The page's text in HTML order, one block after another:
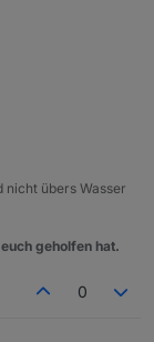
nicht übers Wasser
geholfen hat.
0